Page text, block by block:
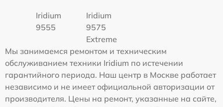
Iridium
9555
Iridium
9575
Extreme
Мы занимаемся ремонтом и техническим
обслуживанием техники Iridium по истечении
гарантийного периода. Наш центр в Москве работает
независимо и не имеет официальной авторизации от
производителя. Цены на ремонт, указанные на сайте,